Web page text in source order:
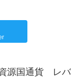
源国通貨 レバ